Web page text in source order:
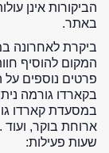
הביקורות אינן
באתר.
ביקרת לאחרונה
המקום להוסיף
פרטים נוספים
בקארדו גורמה
במסעדת קארדו
ארוחת בוקר, ועוד
שעות פעילות: